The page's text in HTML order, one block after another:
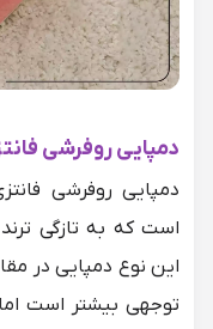
دمپایی روفرشی
دمپایی روفرشی
است که به تازگی
این نوع دمپایی در
توجهی بیشتر است